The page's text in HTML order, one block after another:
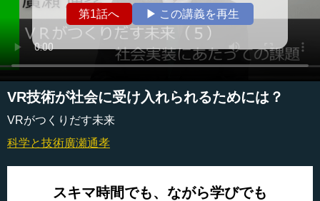
第1話へ ▶ この講義を再生
VR技術が社会に受け入れられるためには？
VRがつくりだす未来
科学と技術廣瀬通孝
スキマ時間でも、ながら学びでも